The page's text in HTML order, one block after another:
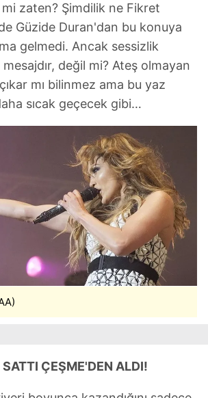
zaten? Şimdilik ne Fikret
Güzide Duran'dan bu konuya
gelmedi. Ancak sessizlik
değil mi? Ateş olmayan
mı bilinmez ama bu yaz
sıcak geçecek gibi…
SATTI ÇEŞME'DEN ALDI!